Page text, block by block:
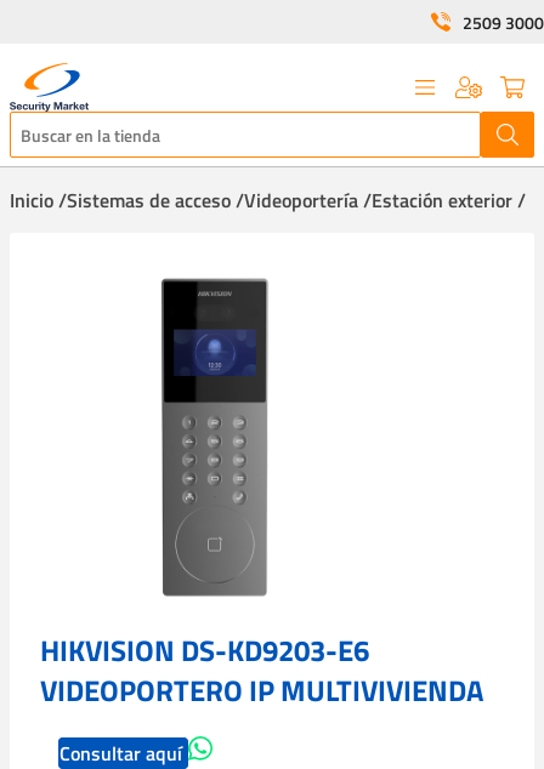
2509 3000
Inicio /Sistemas de acceso /Videoportería /Estación exterior /
HIKVISION DS-KD9203-E6
VIDEOPORTERO IP MULTIVIVIENDA
Consultar aquí